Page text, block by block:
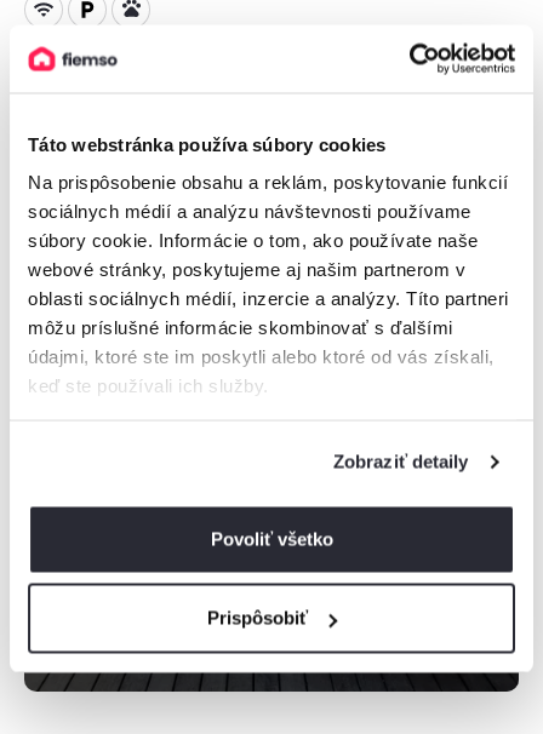
Táto webstránka používa súbory cookies
Na prispôsobenie obsahu a reklám, poskytovanie funkcií
sociálnych médií a analýzu návštevnosti používame
súbory cookie. Informácie o tom, ako používate naše
webové stránky, poskytujeme aj našim partnerom v
oblasti sociálnych médií, inzercie a analýzy. Títo partneri
môžu príslušné informácie skombinovať s ďalšími
údajmi, ktoré ste im poskytli alebo ktoré od vás získali,
keď ste používali ich služby.
Zobraziť detaily
Povoliť všetko
Prispôsobiť
od
Villa Karma by
muse villas
Viac informácií